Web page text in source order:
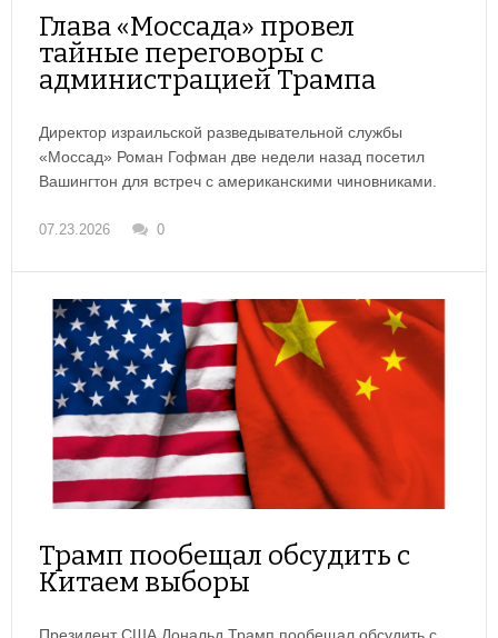
Глава «Моссада» провел
тайные переговоры с
администрацией Трампа
Директор израильской разведывательной службы
«Моссад» Роман Гофман две недели назад посетил
Вашингтон для встреч с американскими чиновниками.
07.23.2026 0
Трамп пообещал обсудить с
Китаем выборы